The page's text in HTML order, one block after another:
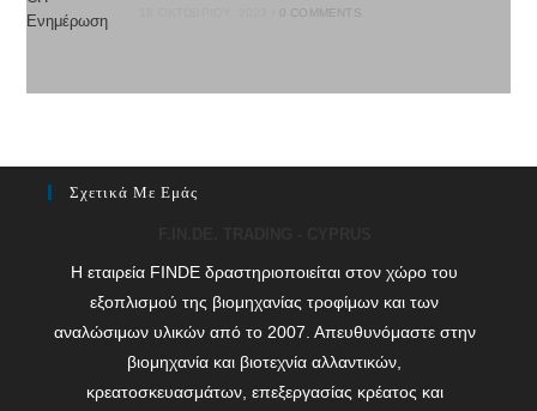
0 COMMENTS
Σχετικά Με Εμάς
Η εταιρεία FINDE δραστηριοποιείται στον χώρο του
εξοπλισμού της βιομηχανίας τροφίμων και των
αναλώσιμων υλικών από το 2007. Απευθυνόμαστε στην
βιομηχανία και βιοτεχνία αλλαντικών,
κρεατοσκευασμάτων, επεξεργασίας κρέατος και